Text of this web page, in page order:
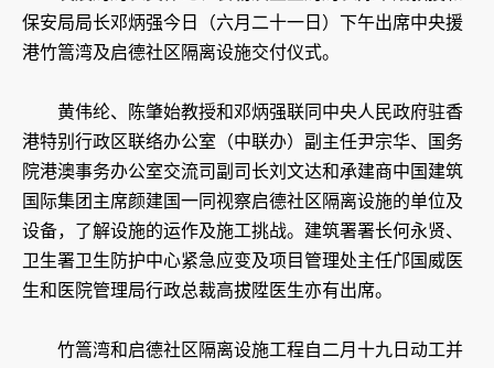
保安局局长邓炳强今日（六月二十一日）下午出席中央援
港竹篙湾及启德社区隔离设施交付仪式。
黄伟纶、陈肇始教授和邓炳强联同中央人民政府驻香
港特别行政区联络办公室（中联办）副主任尹宗华、国务
院港澳事务办公室交流司副司长刘文达和承建商中国建筑
国际集团主席颜建国一同视察启德社区隔离设施的单位及
设备，了解设施的运作及施工挑战。建筑署署长何永贤、
卫生署卫生防护中心紧急应变及项目管理处主任邝国威医
生和医院管理局行政总裁高拔陞医生亦有出席。
竹篙湾和启德社区隔离设施工程自二月十九日动工并